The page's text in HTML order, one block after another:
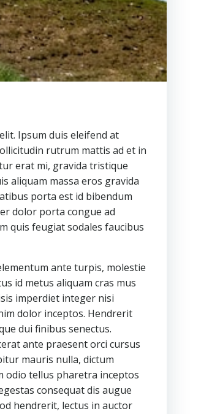
Ipsum duis eleifend at
rutrum mattis ad et in
erat mi, gravida tristique
aliquam massa eros gravida
porta est id bibendum
dolor porta congue ad
quis feugiat sodales faucibus
ante turpis, molestie
id metus aliquam cras mus
imperdiet integer nisi
dolor inceptos. Hendrerit
dui finibus senectus.
ante praesent orci cursus
mauris nulla, dictum
odio tellus pharetra inceptos
consequat dis augue
hendrerit, lectus in auctor